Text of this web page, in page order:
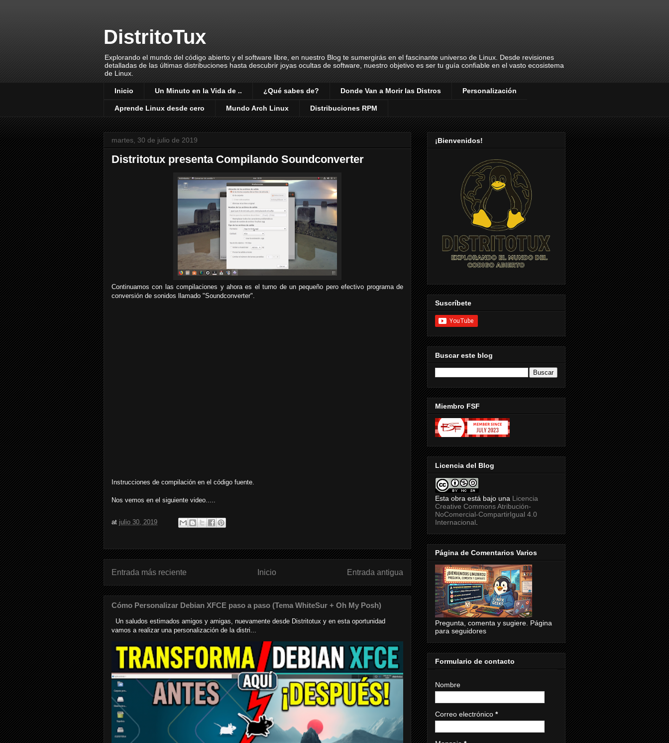
DistritoTux
Explorando el mundo del código abierto y el software libre, en nuestro Blog te sumergirás en el fascinante universo de Linux. Desde revisiones
detalladas de las últimas distribuciones hasta descubrir joyas ocultas de software, nuestro objetivo es ser tu guía confiable en el vasto ecosistema
de Linux.
Inicio Un Minuto en la Vida de .. ¿Qué sabes de? Donde Van a Morir las Distros Personalización
Aprende Linux desde cero Mundo Arch Linux Distribuciones RPM
martes, 30 de julio de 2019
Distritotux presenta Compilando Soundconverter
Continuamos con las compilaciones y ahora es el turno de un pequeño pero efectivo programa de
conversión de sonidos llamado "Soundconverter".
Instrucciones de compilación en el código fuente.
Nos vemos en el siguiente video.....
at julio 30, 2019
Entrada más reciente Entrada antigua
Inicio
Cómo Personalizar Debian XFCE paso a paso (Tema WhiteSur + Oh My Posh)
Un saludos estimados amigos y amigas, nuevamente desde Distritotux y en esta oportunidad
vamos a realizar una personalización de la distri...
¡Bienvenidos!
Suscríbete
Buscar este blog
Miembro FSF
Licencia del Blog
Esta obra está bajo una Licencia
Creative Commons Atribución-
NoComercial-CompartirIgual 4.0
Internacional
Página de Comentarios Varios
Pregunta, comenta y sugiere. Página
para seguidores
Formulario de contacto
Nombre
Correo electrónico *